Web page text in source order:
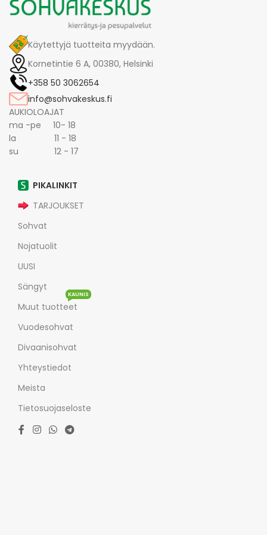
Käytettyjä tuotteita myydään.
Kornetintie 6 A, 00380, Helsinki
+358 50 3062654
info@sohvakeskus.fi
AUKIOLOAJAT
ma -pe 10- 18
la 11 - 18
su 12 - 17
PIKALINKIT
TARJOUKSET
Sohvat
Nojatuolit
UUSI
Sängyt
Muut tuotteet
KAUNIS
Vuodesohvat
Divaanisohvat
Yhteystiedot
Meista
Tietosuojaseloste